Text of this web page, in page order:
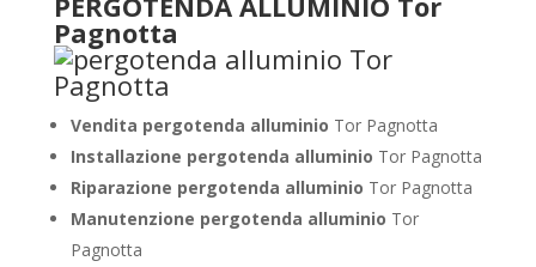
Pagnotta
Vendita pergotenda alluminio Tor Pagnotta
Installazione pergotenda alluminio Tor Pagnotta
Riparazione pergotenda alluminio Tor Pagnotta
Manutenzione pergotenda alluminio Tor
Pagnotta